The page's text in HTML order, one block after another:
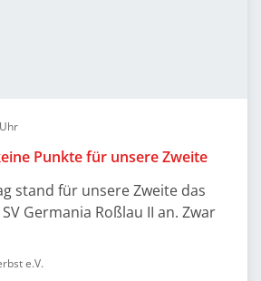
Punkte für unsere Zweite
stand für unsere Zweite das
Germania Roßlau II an. Zwar
e.V.